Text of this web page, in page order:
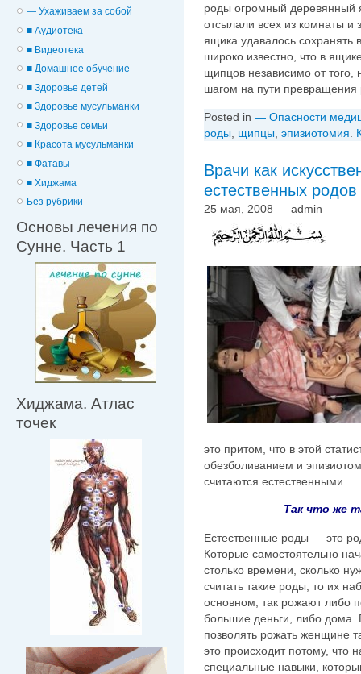
— Ухаживаем за собой
■ Аудиотека
■ Видеотека
■ Домашнее обучение
■ Здоровье детей
■ Здоровье мусульманки
■ Здоровье семьи
■ Красота мусульманки
■ Фатавы
■ Хиджама
Без рубрики
Основы лечения по
Сунне. Часть 1
Хиджама. Атлас
точек
роды огромный деревянный
отсылали всех из комнаты
ящика удавалось сохранять
широко известно, что в
щипцов независимо от
шагом на пути
Posted in — Опасности
роды, щипцы, эпизиотомия.
Врачи как
естественных родов
25 мая, 2008 — admin
это притом, что в этой
обезболиванием и
считаются естественными.
Так что же
Естественные роды — это
Которые самостоятельно
столько времени, сколько
считать такие роды, то их
основном, так рожают либо
большие деньги, либо
позволять рожать женщине
это происходит потому, что
специальные навыки,